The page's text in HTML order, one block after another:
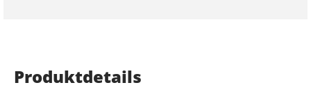
Produktdetails